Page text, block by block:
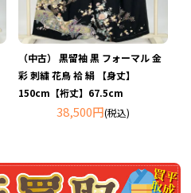
（中古） 黒留袖 黒 フォーマル 金
彩 刺繍 花鳥 袷 絹 【身丈】
150cm【裄丈】67.5cm
38,500円(税込)